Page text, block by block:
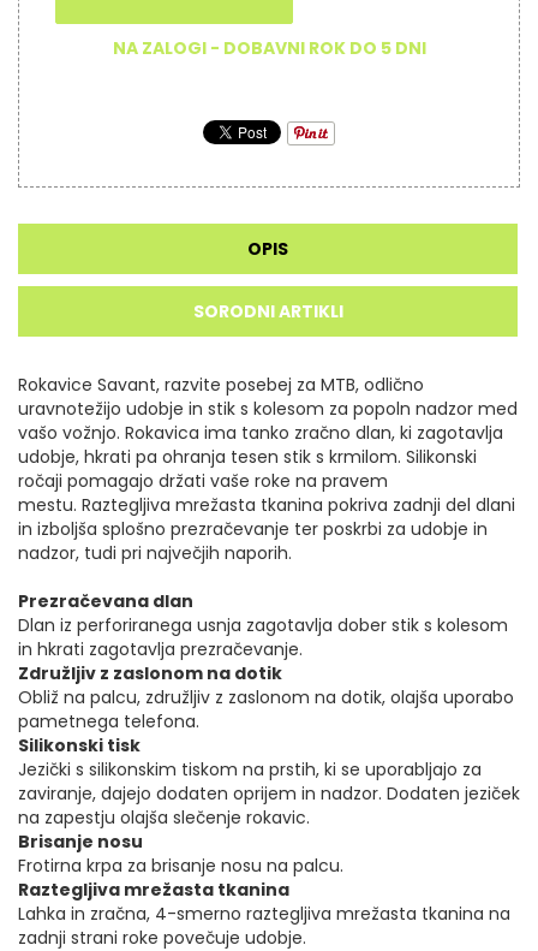
NA ZALOGI - DOBAVNI ROK DO 5 DNI
OPIS
SORODNI ARTIKLI
Rokavice Savant, razvite posebej za MTB, odlično
uravnotežijo udobje in stik s kolesom za popoln nadzor med
vašo vožnjo. Rokavica ima tanko zračno dlan, ki zagotavlja
udobje, hkrati pa ohranja tesen stik s krmilom. Silikonski
ročaji pomagajo držati vaše roke na pravem
mestu. Raztegljiva mrežasta tkanina pokriva zadnji del dlani
in izboljša splošno prezračevanje ter poskrbi za udobje in
nadzor, tudi pri največjih naporih.
Prezračevana dlan
Dlan iz perforiranega usnja zagotavlja dober stik s kolesom
in hkrati zagotavlja prezračevanje.
Združljiv z zaslonom na dotik
Obliž na palcu, združljiv z zaslonom na dotik, olajša uporabo
pametnega telefona.
Silikonski tisk
Jezički s silikonskim tiskom na prstih, ki se uporabljajo za
zaviranje, dajejo dodaten oprijem in nadzor. Dodaten jeziček
na zapestju olajša slečenje rokavic.
Brisanje nosu
Frotirna krpa za brisanje nosu na palcu.
Raztegljiva mrežasta tkanina
Lahka in zračna, 4-smerno raztegljiva mrežasta tkanina na
zadnji strani roke povečuje udobje.